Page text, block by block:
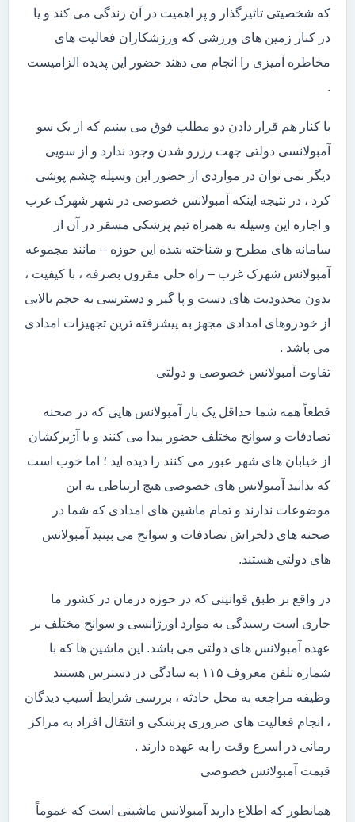
که شخصیتی تاثیرگذار و پر اهمیت در آن زندگی می کند و یا
در کنار زمین های ورزشی که ورزشکاران فعالیت های
مخاطره آمیزی را انجام می دهند حضور این پدیده الزامیست
.
با کنار هم قرار دادن دو مطلب فوق می بینیم که از یک سو
آمبولانسی دولتی جهت رزرو شدن وجود ندارد و از سویی
دیگر نمی توان در مواردی از حضور این وسیله چشم پوشی
کرد ، در نتیجه اینکه آمبولانس خصوصی در شهر شهرک غرب
و اجاره این وسیله به همراه تیم پزشکی مسقر در آن از
سامانه های مطرح و شناخته شده این حوزه – مانند مجموعه
آمبولانس شهرک غرب – راه حلی مقرون بصرفه ، با کیفیت ،
بدون محدودیت های دست و پا گیر و دسترسی به حجم بالایی
از خودروهای امدادی مجهز به پیشرفته ترین تجهیزات امدادی
می باشد .
تفاوت آمبولانس خصوصی و دولتی
قطعاً همه شما حداقل یک بار آمبولانس هایی که در صحنه
تصادفات و سوانح مختلف حضور پیدا می کنند و یا آژیرکشان
از خیابان های شهر عبور می کنند را دیده اید ؛ اما خوب است
که بدانید آمبولانس های خصوصی هیچ ارتباطی به این
موضوعات ندارند و تمام ماشین های امدادی که شما در
صحنه های دلخراش تصادفات و سوانح می بینید آمبولانس
های دولتی هستند.
در واقع بر طبق قوانینی که در حوزه درمان در کشور ما
جاری است رسیدگی به موارد اورژانسی و سوانح مختلف بر
عهده آمبولانس های دولتی می باشد. این ماشین ها که با
شماره تلفن معروف ۱۱۵ به سادگی در دسترس هستند
وظیفه مراجعه به محل حادثه ، بررسی شرایط آسیب دیدگان
، انجام فعالیت های ضروری پزشکی و انتقال افراد به مراکز
رمانی در اسرع وقت را به عهده دارند .
قیمت آمبولانس خصوصی
همانطور که اطلاع دارید آمبولانس ماشینی است که عموماً